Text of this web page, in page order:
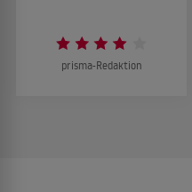
prisma-Redaktion